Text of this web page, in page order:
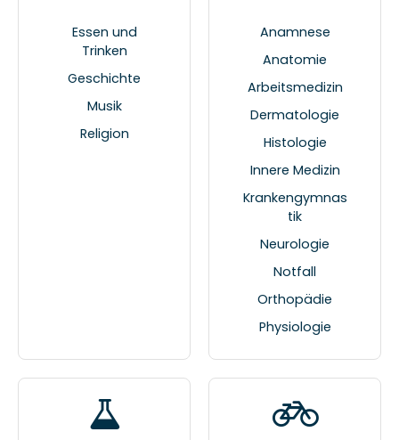
Essen und
Trinken
Geschichte
Musik
Religion
Anamnese
Anatomie
Arbeitsmedizin
Dermatologie
Histologie
Innere Medizin
Krankengymnas
tik
Neurologie
Notfall
Orthopädie
Physiologie